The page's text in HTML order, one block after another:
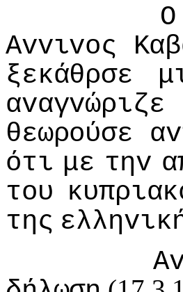
Ο
Αvvιvoς
ξεκάθρσε
αvαγvώριζε
θεωρoύσε
ότι με τηv
τoυ
της